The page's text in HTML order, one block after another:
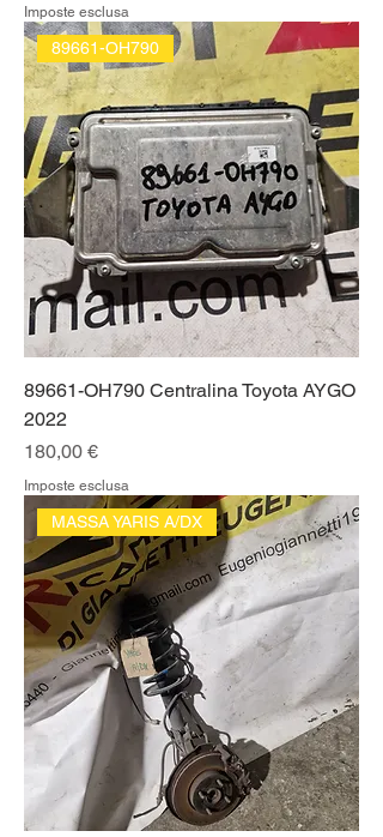
Imposte esclusa
89661-OH790
89661-OH790 Centralina Toyota AYGO
2022
Prezzo
180,00 €
Imposte esclusa
MASSA YARIS A/DX